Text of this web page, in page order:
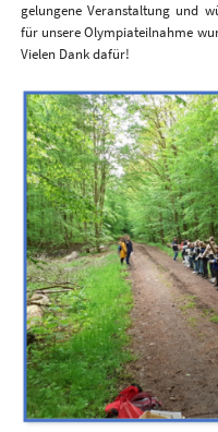
gelungene Veranstaltung und
für unsere Olympiateilnahme
Vielen Dank dafür!